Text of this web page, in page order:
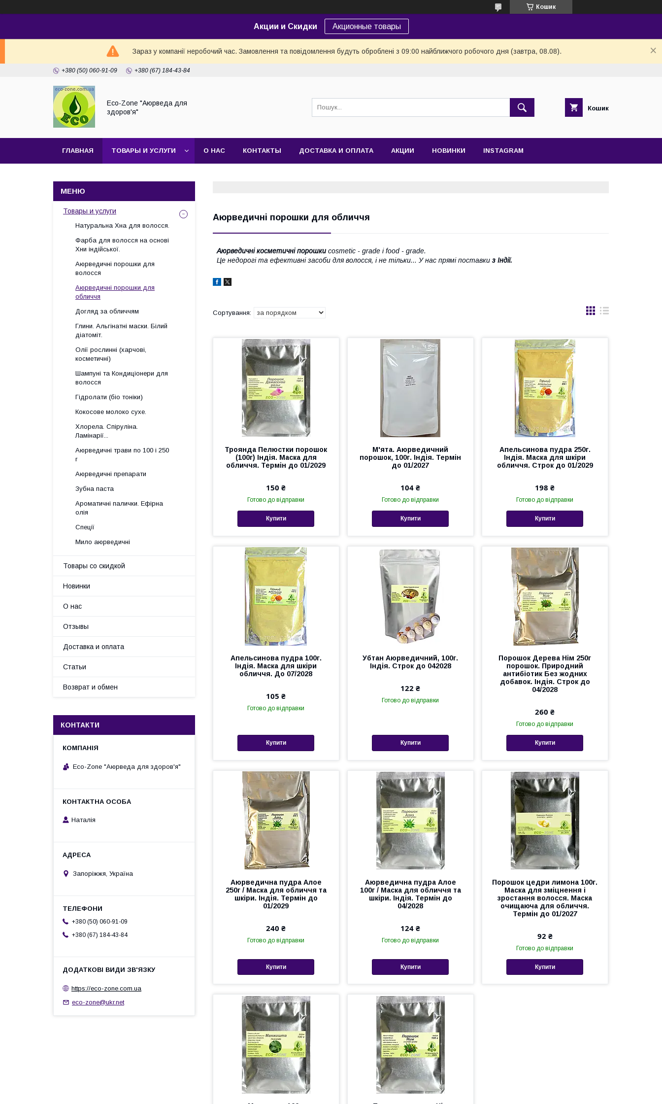
Кошик
Акции и Скидки Акционные товары
Зараз у компанії неробочий час. Замовлення та повідомлення будуть оброблені з 09:00 найближчого робочого дня (завтра, 08.08).
+380 (50) 060-91-09 +380 (67) 184-43-84
Eco-Zone "Аюрведа для
здоров'я"
Кошик
ГЛАВНАЯ ТОВАРЫ И УСЛУГИ О НАС КОНТАКТЫ ДОСТАВКА И ОПЛАТА АКЦИИ НОВИНКИ INSTAGRAM
Аюрведичні порошки для обличчя
Аюрведичні косметичні порошки cosmetic - grade і food - grade.
Це недорогі та ефективні засоби для волосся, і не тільки... У нас прямі поставки з Індії.
Троянда Пелюстки порошок
(100г) Індія. Маска для
обличчя. Термін до 01/2029
150 ₴
Готово до відправки
Купити
М'ята. Аюрведичний
порошок, 100г. Індія. Термін
до 01/2027
104 ₴
Готово до відправки
Купити
Апельсинова пудра 250г.
Індія. Маска для шкіри
обличчя. Строк до 01/2029
198 ₴
Готово до відправки
Купити
Апельсинова пудра 100г.
Індія. Маска для шкіри
обличчя. До 07/2028
105 ₴
Готово до відправки
Купити
Убтан Аюрведичний, 100г.
Індія. Строк до 042028
122 ₴
Готово до відправки
Купити
Порошок Дерева Нім 250г
порошок. Природний
антибіотик Без жодних
добавок. Індія. Строк до
04/2028
260 ₴
Готово до відправки
Купити
Аюрведична пудра Алое
250г / Маска для обличчя та
шкіри. Індія. Термін до
01/2029
240 ₴
Готово до відправки
Купити
Аюрведична пудра Алое
100г / Маска для обличчя та
шкіри. Індія. Термін до
04/2028
124 ₴
Готово до відправки
Купити
Порошок цедри лимона 100г.
Маска для зміцнення і
зростання волосся. Маска
очищаюча для обличчя.
Термін до 01/2027
92 ₴
Готово до відправки
Купити
Товары и услуги
Натуральна Хна для волосся.
Фарба для волосся на основі
Хни індійської.
Аюрведичні порошки для
волосся
Аюрведичні порошки для
обличчя
Догляд за обличчям
Глини. Альгінатні маски. Білий
діатоміт.
Олії рослинні (харчові,
косметичні)
Шампуні та Кондиціонери для
волосся
Гідролати (біо тоніки)
Кокосове молоко сухе.
Хлорела. Спіруліна.
Ламінарії...
Аюрведичні трави по 100 і 250
г
Аюрведичні препарати
Зубна паста
Ароматичні палички. Ефірна
олія
Спеції
Мило аюрведичні
Товары со скидкой
Новинки
О нас
Отзывы
Доставка и оплата
Статьи
Возврат и обмен
КОНТАКТИ
Eco-Zone "Аюрведа для здоров'я"
Наталія
Запоріжжя, Україна
+380 (50) 060-91-09
+380 (67) 184-43-84
https://eco-zone.com.ua
eco-zone@ukr.net